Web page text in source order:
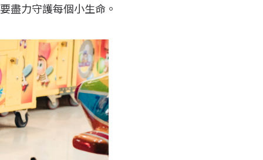
盡力守護每個小生命。